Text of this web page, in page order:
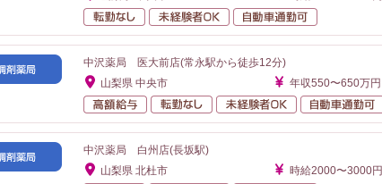
転勤なし
未経験者OK
中沢薬局 医大前店(常永駅から徒歩12分)
山梨県 中央市
年収550〜650万円
高額給与
転勤なし 未経験者OK
中沢薬局 白州店(長坂駅)
山梨県 北杜市
時給2000〜3000円